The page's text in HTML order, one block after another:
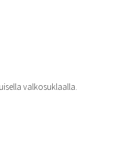
valkosuklaalla.